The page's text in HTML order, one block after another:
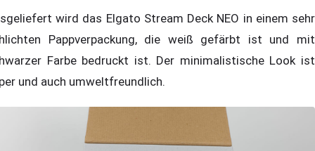
wird das Elgato Stream Deck NEO in einem sehr
Pappverpackung, die weiß gefärbt ist und mit
Farbe bedruckt ist. Der minimalistische Look ist
und auch umweltfreundlich.